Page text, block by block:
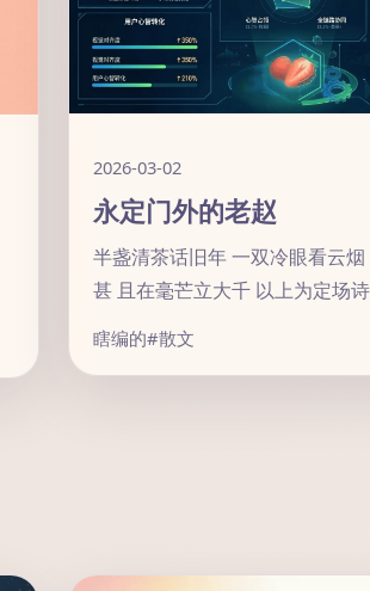
2026-03-02
永定门外的老赵
半盏清茶话旧年 一双冷眼看云
甚 且在毫芒立大千 以上为定场诗
瞎编的#散文